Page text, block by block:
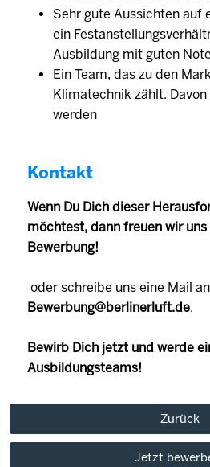
Sehr gute Aussichten auf
ein
Ausbildung mit guten
Ein Team, das zu den
Klimatechnik zählt. Davon
werden
Kontakt
Wenn Du Dich dieser
möchtest, dann freuen wir
Bewerbung!
oder schreibe uns eine Mail
Bewerbung@berlinerluft.de.
Bewirb Dich jetzt und werde
Ausbildungsteams!
Zurück
Jetzt